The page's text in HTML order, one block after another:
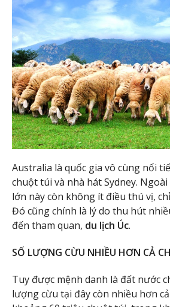
Australia là quốc gia vô cùng nổi
chuột túi và nhà hát Sydney.
lớn này còn không ít điều thú vị,
Đó cũng chính là lý do thu hút
đến tham quan, du lịch Úc.
SỐ LƯỢNG CỪU NHIỀU HƠN CẢ
Tuy được mệnh danh là đất nước
lượng cừu tại đây còn nhiều hơn